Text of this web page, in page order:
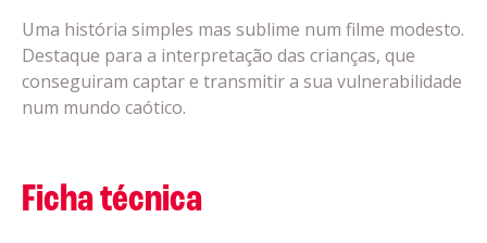
Uma história simples mas sublime num filme modesto.
Destaque para a interpretação das crianças, que
conseguiram captar e transmitir a sua vulnerabilidade
num mundo caótico.
Ficha técnica